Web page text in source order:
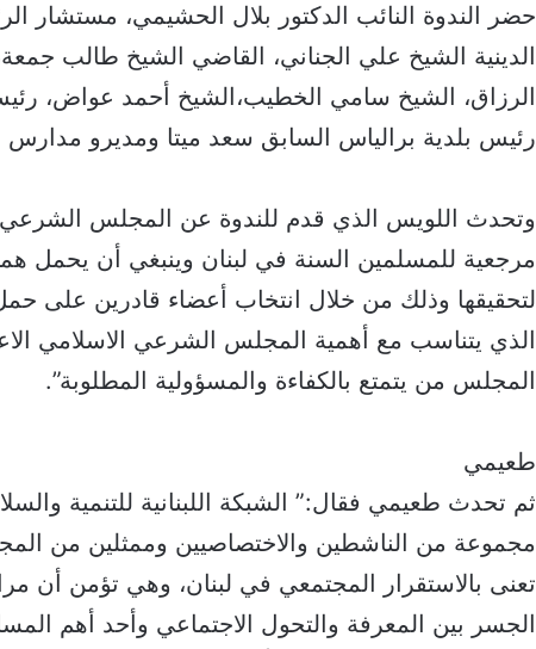
حضر الندوة النائب الدكتور بلال الحشيمي، مستشار
الدينية الشيخ علي الجناني، القاضي الشيخ طالب
الرزاق، الشيخ سامي الخطيب،الشيخ أحمد عواض،
رئيس بلدية برالياس السابق سعد ميتا ومديرو مدارس
وتحدث اللويس الذي قدم للندوة عن المجلس الشرعي
مرجعية للمسلمين السنة في لبنان وينبغي أن يحمل
لتحقيقها وذلك من خلال انتخاب أعضاء قادرين على حمل
الذي يتناسب مع أهمية المجلس الشرعي الاسلامي
المجلس من يتمتع بالكفاءة والمسؤولية المطلوبة”.
طعيمي
مجموعة من الناشطين والاختصاصيين وممثلين من
تعنى بالاستقرار المجتمعي في لبنان، وهي تؤمن أن
الجسر بين المعرفة والتحول الاجتماعي وأحد أهم